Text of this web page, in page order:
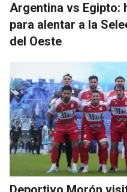
Argentina vs Egipto:
para alentar a la
del Oeste